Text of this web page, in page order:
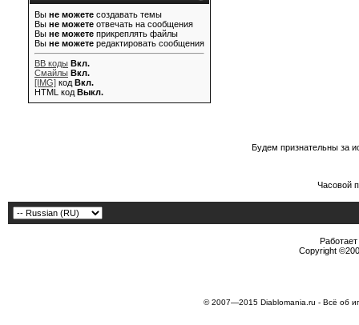
Вы не можете создавать темы
Вы не можете отвечать на сообщения
Вы не можете прикреплять файлы
Вы не можете редактировать сообщения
BB коды Вкл.
Смайлы Вкл.
[IMG] код Вкл.
HTML код Выкл.
Будем признательны за
Часовой
Copyright
© 2007—2015 Diablomania.ru - Всё об